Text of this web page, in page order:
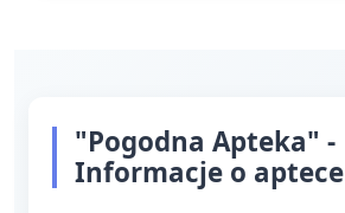
"Pogodna Apteka" -
Informacje o aptece